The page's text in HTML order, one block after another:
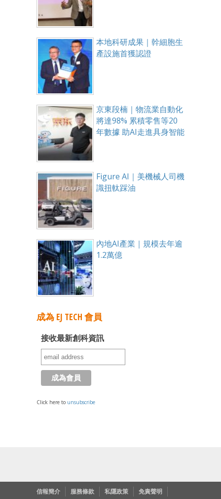
本地科研成果｜幹細胞生
產設施首獲認證
京東段楠｜物流業自動化
將達98% 累積零售等20
年數據 助AI走進具身智能
Figure AI｜美機械人司機
識扭軚踩油
內地AI產業｜規模去年逾
1.2萬億
成為 EJ TECH 會員
接收最新創科資訊
Click here to unsubscribe
信報簡介 服務條款 私隱政策
免責聲明